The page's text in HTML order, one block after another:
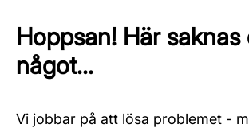
Hoppsan! Här saknas
något...
Vi jobbar på att lösa problemet -